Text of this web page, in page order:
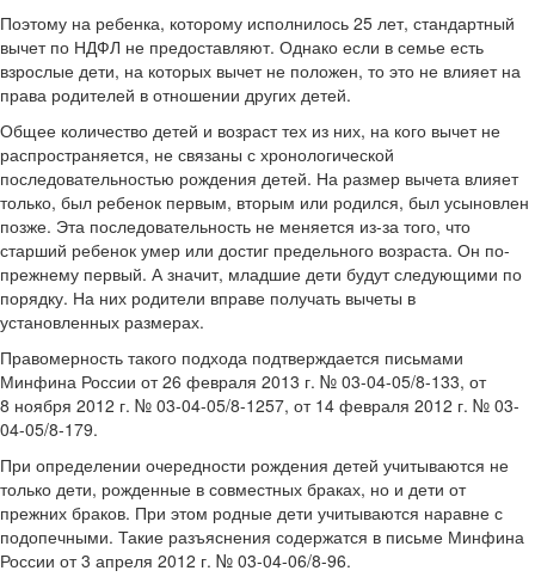
Поэтому на ребенка, которому исполнилось 25 лет, стандартный
вычет по НДФЛ не предоставляют. Однако если в семье есть
взрослые дети, на которых вычет не положен, то это не влияет на
права родителей в отношении других детей.
Общее количество детей и возраст тех из них, на кого вычет не
распространяется, не связаны с хронологической
последовательностью рождения детей. На размер вычета влияет
только, был ребенок первым, вторым или родился, был усыновлен
позже. Эта последовательность не меняется из-за того, что
старший ребенок умер или достиг предельного возраста. Он по-
прежнему первый. А значит, младшие дети будут следующими по
порядку. На них родители вправе получать вычеты в
установленных размерах.
Правомерность такого подхода подтверждается письмами
Минфина России от 26 февраля 2013 г. № 03-04-05/8-133, от
8 ноября 2012 г. № 03-04-05/8-1257, от 14 февраля 2012 г. № 03-
04-05/8-179.
При определении очередности рождения детей учитываются не
только дети, рожденные в совместных браках, но и дети от
прежних браков. При этом родные дети учитываются наравне с
подопечными. Такие разъяснения содержатся в письме Минфина
России от 3 апреля 2012 г. № 03-04-06/8-96.